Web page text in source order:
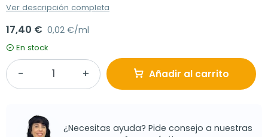
Ver descripción completa
17,40 € 0,02 €/ml
En stock
Añadir al carrito
¿Necesitas ayuda? Pide consejo a nuestras